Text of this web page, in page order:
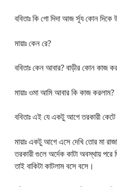
ববিতাঃ কি গো দিদা আজ র্সূয কোন
মায়াঃ কেন রে?
ববিতাঃ কেন আবার? বাড়ীর কোন কাজ
মায়াঃ ওমা আমি আবার কি কাজ করলাম?
ববিতাঃ এই যে একটু আগে তরকারী
মায়াঃ একটু আগে এসে দেখি তোর মা
তরকারী গুলে অর্দেক কাটা অবস্থায়
তাই বাকিটা কাটলাম বসে বসে।